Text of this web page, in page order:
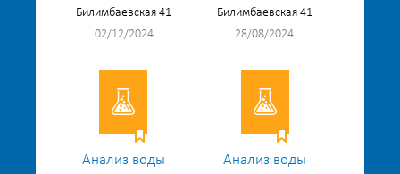
Билимбаевская 41
02/12/2024
Билимбаевская 41
28/08/2024
Анализ воды Анализ воды